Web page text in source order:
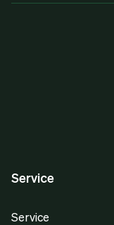
Service
Service